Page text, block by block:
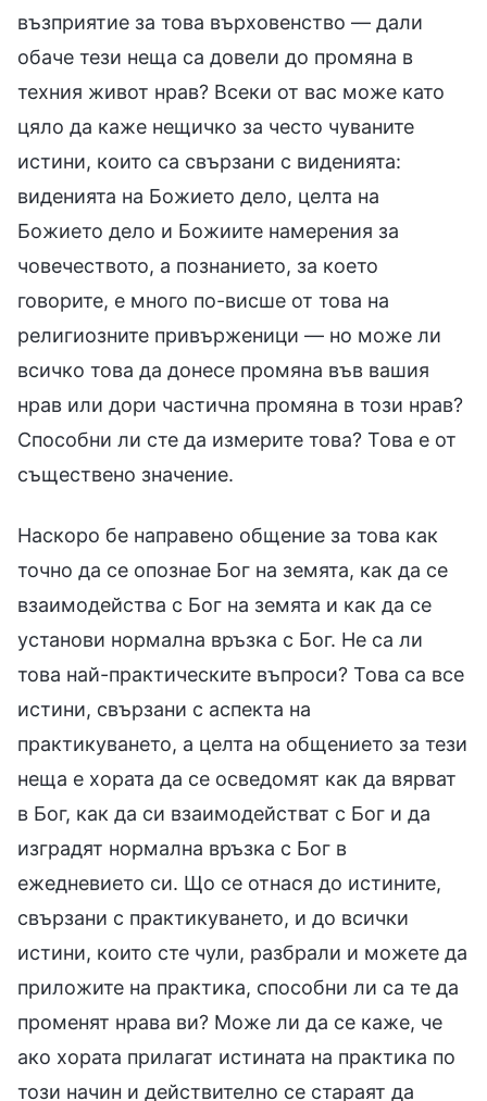
възприятие за това върховенство — дали
обаче тези неща са довели до промяна в
техния живот нрав? Всеки от вас може като
цяло да каже нещичко за често чуваните
истини, които са свързани с виденията:
виденията на Божието дело, целта на
Божието дело и Божиите намерения за
човечеството, а познанието, за което
говорите, е много по-висше от това на
религиозните привърженици — но може ли
всичко това да донесе промяна във вашия
нрав или дори частична промяна в този нрав?
Способни ли сте да измерите това? Това е от
съществено значение.
Наскоро бе направено общение за това как
точно да се опознае Бог на земята, как да се
взаимодейства с Бог на земята и как да се
установи нормална връзка с Бог. Не са ли
това най-практическите въпроси? Това са все
истини, свързани с аспекта на
практикуването, а целта на общението за тези
неща е хората да се осведомят как да вярват
в Бог, как да си взаимодействат с Бог и да
изградят нормална връзка с Бог в
ежедневието си. Що се отнася до истините,
свързани с практикуването, и до всички
истини, които сте чули, разбрали и можете да
приложите на практика, способни ли са те да
променят нрава ви? Може ли да се каже, че
ако хората прилагат истината на практика по
този начин и действително се стараят да